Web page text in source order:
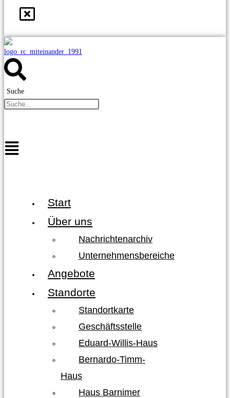
Suche
Start
Über uns
Nachrichtenarchiv
Unternehmensbereiche
Angebote
Standorte
Standortkarte
Geschäftsstelle
Eduard-Willis-Haus
Bernardo-Timm-
Haus
Haus Barnimer